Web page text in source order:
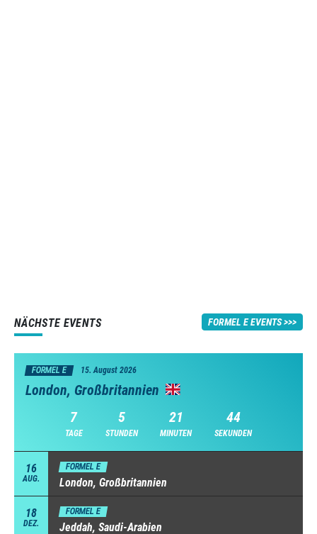
NÄCHSTE EVENTS FORMEL E EVENTS
FORMEL E 15. August 2026
London, Großbritannien
7
TAGE
5
STUNDEN
21
MINUTEN
43
SEKUNDEN
16
AUG.
FORMEL E
London, Großbritannien
18
DEZ.
FORMEL E
Jeddah, Saudi-Arabien